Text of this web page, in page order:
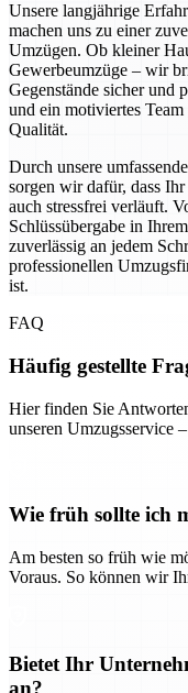
Unsere langjährige
machen uns zu einer
Umzügen. Ob kleiner
Gewerbeumzüge – wir
Gegenstände sicher und
und ein motiviertes
Qualität.
Durch unsere
sorgen wir dafür, dass
auch stressfrei verläuft.
Schlüssübergabe in
zuverlässig an jedem
professionellen
ist.
FAQ
Häufig gestellte
Hier finden Sie
unseren Umzugsservice
Wie früh sollte ich
Am besten so früh wie
Voraus. So können wir
Bietet Ihr
an?